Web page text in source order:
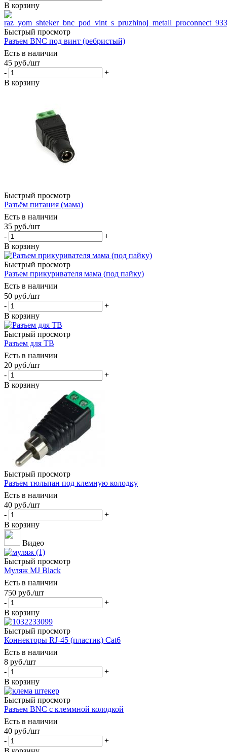
В корзину
Быстрый просмотр
Разъем BNC под винт (ребристый)
Есть в наличии
45 руб./шт
-
+
В корзину
Быстрый просмотр
Разъём питания (мама)
Есть в наличии
35 руб./шт
-
+
В корзину
Быстрый просмотр
Разъем прикуривателя мама (под пайку)
Есть в наличии
50 руб./шт
-
+
В корзину
Быстрый просмотр
Разъем для ТВ
Есть в наличии
20 руб./шт
-
+
В корзину
Быстрый просмотр
Разъем тюльпан под клемную колодку
Есть в наличии
40 руб./шт
-
+
В корзину
Видео
Быстрый просмотр
Муляж MJ Black
Есть в наличии
750 руб./шт
-
+
В корзину
Быстрый просмотр
Коннекторы RJ-45 (пластик) Cat6
Есть в наличии
8 руб./шт
-
+
В корзину
Быстрый просмотр
Разъем BNC с клеммной колодкой
Есть в наличии
40 руб./шт
-
+